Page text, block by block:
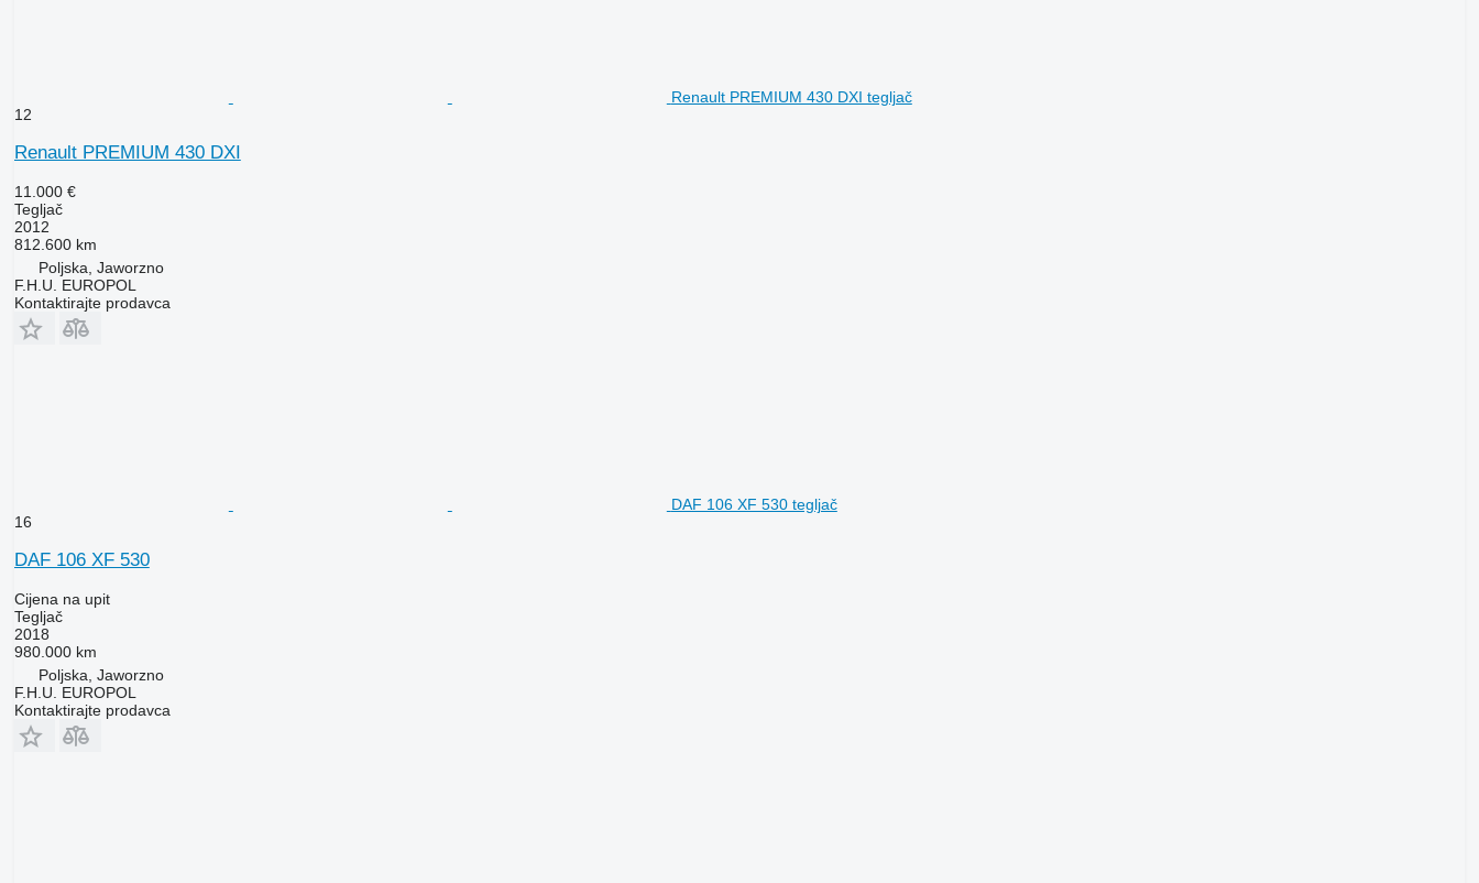
Renault PREMIUM 430 DXI tegljač
12
Renault PREMIUM 430 DXI
11.000 €
Tegljač
2012
812.600 km
Poljska, Jaworzno
F.H.U. EUROPOL
Kontaktirajte prodavca
DAF 106 XF 530 tegljač
16
DAF 106 XF 530
Cijena na upit
Tegljač
2018
980.000 km
Poljska, Jaworzno
F.H.U. EUROPOL
Kontaktirajte prodavca